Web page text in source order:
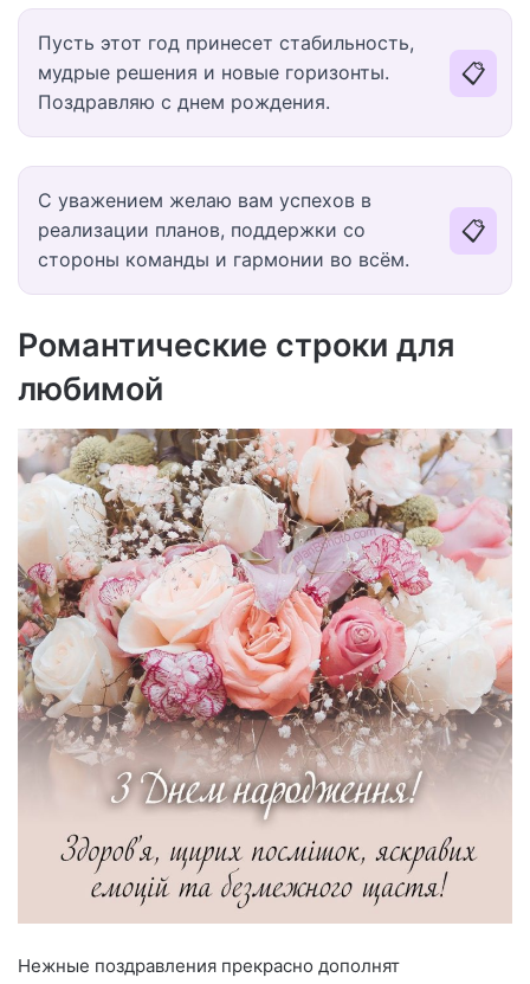
Пусть этот год принесет стабильность,
мудрые решения и новые горизонты.
Поздравляю с днем рождения.
📋
С уважением желаю вам успехов в
реализации планов, поддержки со
стороны команды и гармонии во всём.
📋
Романтические строки для
любимой
Нежные поздравления прекрасно дополнят